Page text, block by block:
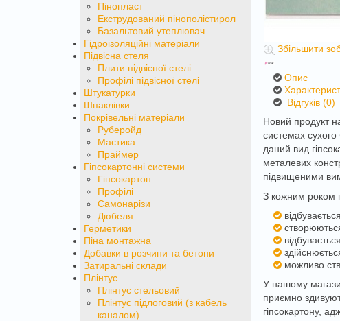
Пінопласт
Екструдований пінополістирол
Базальтовий утеплювач
Гідроізоляційні матеріали
Підвісна стеля
Плити підвісної стелі
Профілі підвісної стелі
Штукатурки
Шпаклівки
Покрівельні матеріали
Руберойд
Мастика
Праймер
Гіпсокартонні системи
Гіпсокартон
Профілі
Самонарізи
Дюбеля
Герметики
Піна монтажна
Добавки в розчини та бетони
Затиральні склади
Плінтус
Плінтус стельовий
Плінтус підлоговий (з кабель
каналом)
Збільшити
Опис
Відгуків (0)
Новий продукт
системах
даний вид
металевих
підвищеними
З кожним роком
можливо
У нашому
приємно
гіпсокартону,